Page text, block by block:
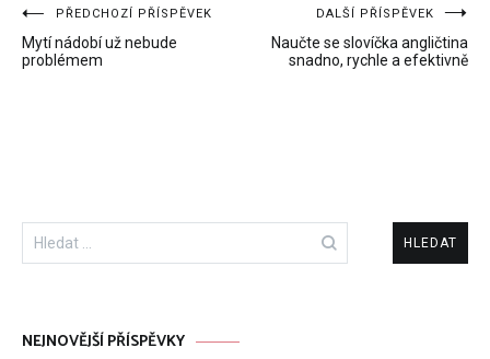
Navigace
pro
PŘEDCHOZÍ PŘÍSPĚVEK
Mytí nádobí už nebude
problémem
DALŠÍ PŘÍSPĚVEK
Naučte se slovíčka angličtina
snadno, rychle a efektivně
Vyhledávání
NEJNOVĚJŠÍ PŘÍSPĚVKY